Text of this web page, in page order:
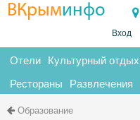
ВКрыминфо
Вход
Отели Культурный отдых
Рестораны Развлечения
Образование